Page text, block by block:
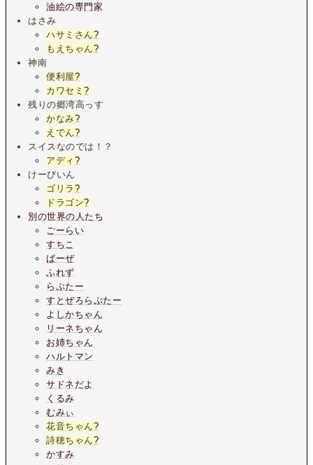
油絵の専門家
はさみ
ハサミさん?
もえちゃん?
神南
便利屋?
カワセミ?
残りの郷湾高っす
かなみ?
えでん?
スイスなのでは！？
アディ ?
けーびいん
ゴリラ ?
ドラゴン?
別の世界の人たち
ごーらい
すちこ
ばーぜ
ふれず
らぷたー
すとぜろらぷたー
よしかちゃん
リーネちゃん
お姉ちゃん
ハルトマン
みき
サドネだよ
くるみ
むみぃ
花音ちゃん?
詩穂ちゃん?
かすみ